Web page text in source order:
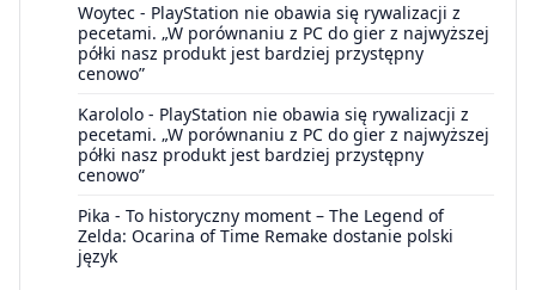
Woytec - PlayStation nie obawia się rywalizacji z
pecetami. „W porównaniu z PC do gier z najwyższej
półki nasz produkt jest bardziej przystępny
cenowo”
Karololo - PlayStation nie obawia się rywalizacji z
pecetami. „W porównaniu z PC do gier z najwyższej
półki nasz produkt jest bardziej przystępny
cenowo”
Pika - To historyczny moment – The Legend of
Zelda: Ocarina of Time Remake dostanie polski
język